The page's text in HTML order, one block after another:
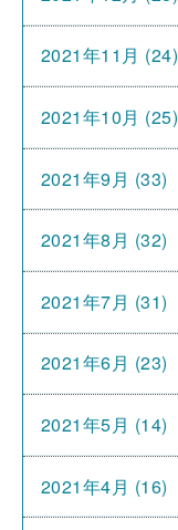
2021年11月 (24)
2021年10月 (25)
2021年9月 (33)
2021年8月 (32)
2021年7月 (31)
2021年6月 (23)
2021年5月 (14)
2021年4月 (16)